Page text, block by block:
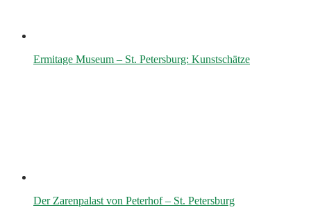
Ermitage Museum – St. Petersburg: Kunstschätze
Der Zarenpalast von Peterhof – St. Petersburg